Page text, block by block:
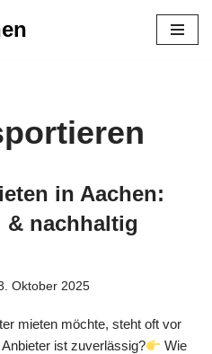
in Aachen:
& nachhaltig
Oktober 2025
mieten möchte, steht oft vor
ist zuverlässig?
Wie